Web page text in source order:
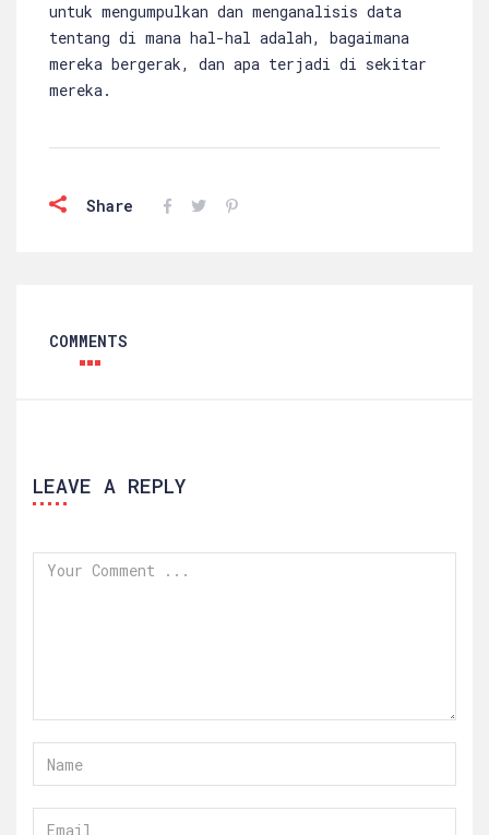
untuk mengumpulkan dan menganalisis data
tentang di mana hal-hal adalah, bagaimana
mereka bergerak, dan apa terjadi di sekitar
mereka.
Share
COMMENTS
LEAVE A REPLY